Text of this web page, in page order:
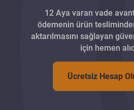
12 Aya varan vade
ödemenin ürün
aktarılmasını sağlayan
için hemen
Ücretsiz Hesap